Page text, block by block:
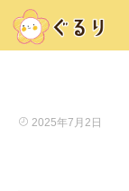
2025年7月2日